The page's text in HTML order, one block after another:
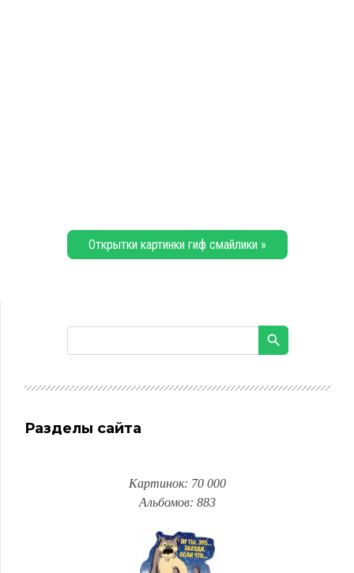
Открытки картинки гиф смайлики »
Разделы сайта
Картинок: 70 000
Альбомов: 883